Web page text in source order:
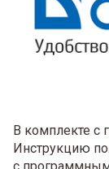
В комплекте с
Инструкцию